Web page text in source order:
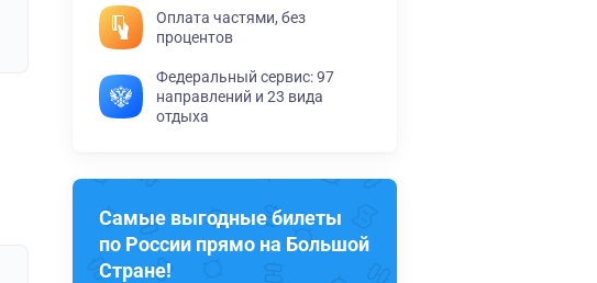
Оплата частями, без
процентов
Федеральный сервис: 97
направлений и 23 вида
отдыха
Самые выгодные билеты
по России прямо на Большой
Стране!